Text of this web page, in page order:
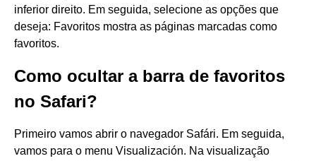
inferior direito. Em seguida, selecione as opções que
deseja: Favoritos mostra as páginas marcadas como
favoritos.
Como ocultar a barra de favoritos
no Safari?
Primeiro vamos abrir o navegador Safári. Em seguida,
vamos para o menu Visualización. Na visualização